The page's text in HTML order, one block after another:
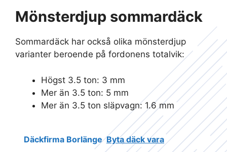
Mönsterdjup sommardäck
Sommardäck har också olika mönsterdjup
varianter beroende på fordonens totalvik:
Högst 3.5 ton: 3 mm
Mer än 3.5 ton: 5 mm
Mer än 3.5 ton släpvagn: 1.6 mm
Däckfirma Borlänge Byta däck vara